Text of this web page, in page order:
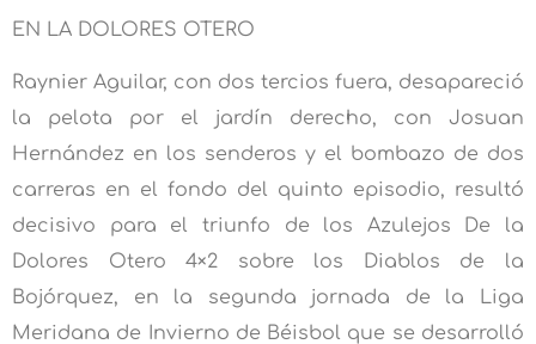
EN LA DOLORES OTERO
Raynier Aguilar, con dos tercios fuera, desapareció
la pelota por el jardín derecho, con Josuan
Hernández en los senderos y el bombazo de dos
carreras en el fondo del quinto episodio, resultó
decisivo para el triunfo de los Azulejos De la
Dolores Otero 4×2 sobre los Diablos de la
Bojórquez, en la segunda jornada de la Liga
Meridana de Invierno de Béisbol que se desarrolló